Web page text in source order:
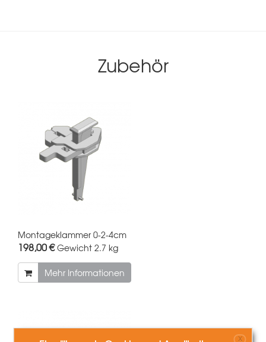
Zubehör
Montageklammer 0-2-4cm
198,00 €Gewicht 2.7 kg
Mehr Informationen
X